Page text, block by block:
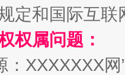
作定和国际互
权属问题：
：XXXXXXX